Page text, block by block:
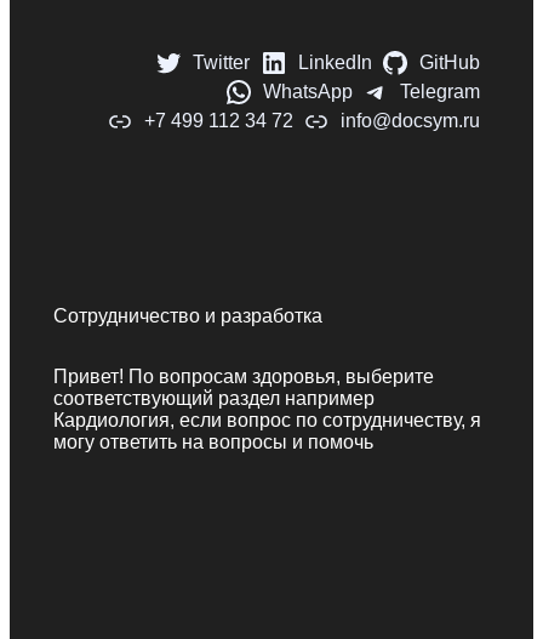
Twitter LinkedIn
GitHub
WhatsApp
Telegram
+7 499 112 34 72
info@docsym.ru
Сотрудничество и разработка
Привет! По вопросам здоровья, выберите
соответствующий раздел например
Кардиология, если вопрос по сотрудничеству, я
могу ответить на вопросы и помочь